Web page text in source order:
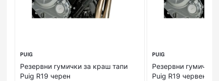
PUIG
Резервни гумички за краш тапи
Puig R19 черен
PUIG
Резервни гумички
Puig R19 червен